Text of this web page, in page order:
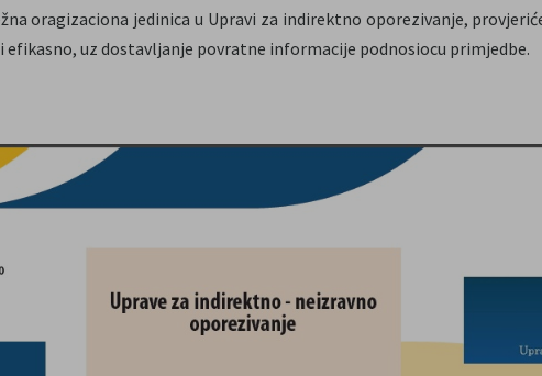
oragizaciona jedinica u Upravi za indirektno oporezivanje,
uz dostavljanje povratne informacije podnosiocu primjedbe.